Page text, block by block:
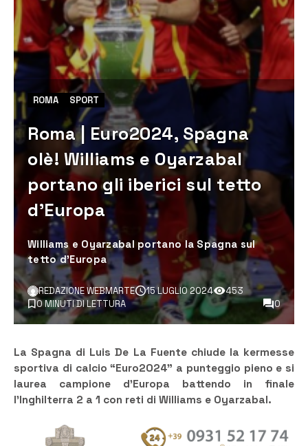
ROMA SPORT
Roma | Euro2024, Spagna
olè! Williams e Oyarzabal
portano gli iberici sul tetto
d’Europa
Williams e Oyarzabal portano la Spagna sul
tetto d'Europa
REDAZIONE WEBMARTE 15 LUGLIO 2024
453
0 MINUTI DI LETTURA
0
La Spagna di Luis De La Fuente chiude la kermesse
sportiva di calcio “Euro2024” a punteggio pieno e si
laurea campione d’Europa battendo in finale
l’Inghilterra 2 a 1 con reti di Williams e Oyarzabal.